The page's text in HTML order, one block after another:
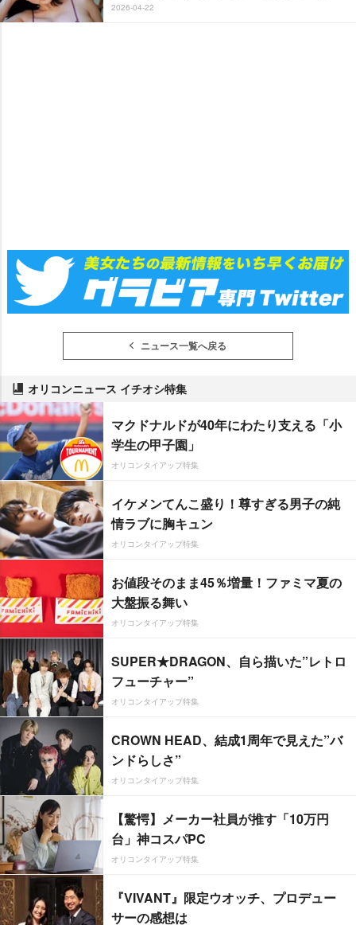
2026-04-22
ニュース一覧へ戻る
オリコンニュース イチオシ特集
マクドナルドが40年にわたり支える「小
学生の甲子園」
オリコンタイアップ特集
イケメンてんこ盛り！尊すぎる男子の純
情ラブに胸キュン
オリコンタイアップ特集
お値段そのまま45％増量！ファミマ夏の
大盤振る舞い
オリコンタイアップ特集
SUPER★DRAGON、自ら描いた”レトロ
フューチャー”
オリコンタイアップ特集
CROWN HEAD、結成1周年で見えた”バ
ンドらしさ”
オリコンタイアップ特集
【驚愕】メーカー社員が推す「10万円
台」神コスパPC
オリコンタイアップ特集
『VIVANT』限定ウオッチ、プロデュー
サーの感想は